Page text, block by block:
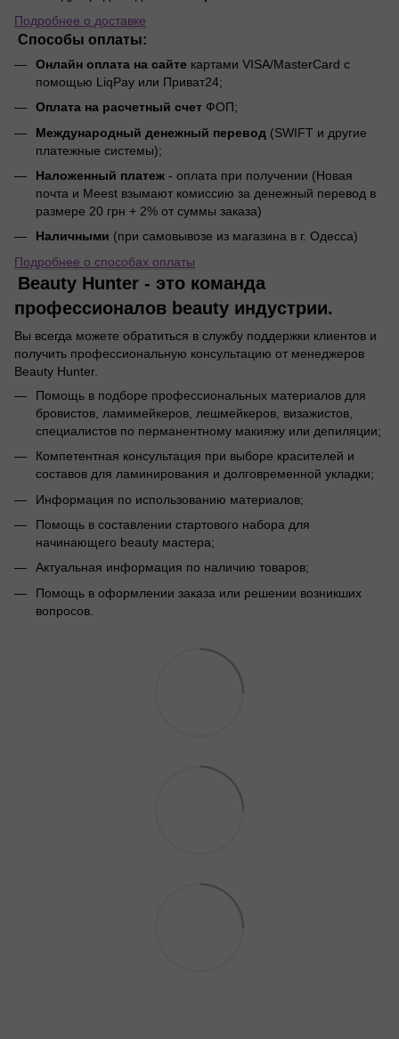
Подробнее о доставке
Способы оплаты:
Онлайн оплата на сайте картами VISA/MasterCard с
помощью LiqPay или Приват24;
Оплата на расчетный счет ФОП;
Международный денежный перевод (SWIFT и другие
платежные системы);
Наложенный платеж - оплата при получении (Новая
почта и Meest взымают комиссию за денежный перевод в
размере 20 грн + 2% от суммы заказа)
Наличными (при самовывозе из магазина в г. Одесса)
Подробнее о способах оплаты
Beauty Hunter - это команда
профессионалов beauty индустрии.
Вы всегда можете обратиться в службу поддержки клиентов и
получить профессиональную консультацию от менеджеров
Beauty Hunter.
Помощь в подборе профессиональных материалов для
бровистов, ламимейкеров, лешмейкеров, визажистов,
специалистов по перманентному макияжу или депиляции;
Компетентная консультация при выборе красителей и
составов для ламинирования и долговременной укладки;
Информация по использованию материалов;
Помощь в составлении стартового набора для
начинающего beauty мастера;
Актуальная информация по наличию товаров;
Помощь в оформлении заказа или решении возникших
вопросов.